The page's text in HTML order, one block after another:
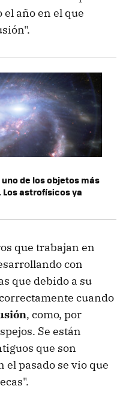
año en el que
de los objetos más
astrofísicos ya
que trabajan en
con
que debido a su
cuando
, como, por
Se están
que son
el pasado se vio que